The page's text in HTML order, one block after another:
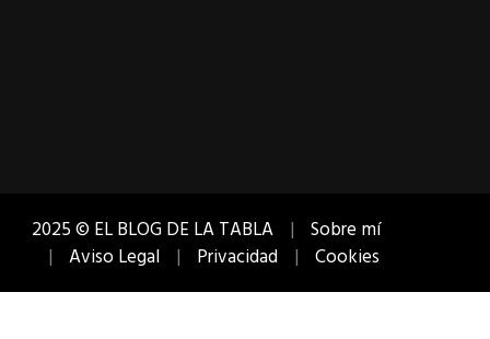
2025 © EL BLOG DE LA TABLA
Sobre mí
Aviso Legal
Privacidad Cookies